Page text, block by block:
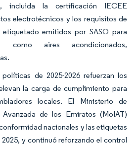
incluida la certificación IECEE
electrotécnicos y los requisitos de
emitidos por SASO para
como aires acondicionados,
de 2025-2026 refuerzan los
la carga de cumplimiento para
locales. El Ministerio de
de los Emiratos (MoIAT)
nacionales y las etiquetas
y continuó reforzando el control